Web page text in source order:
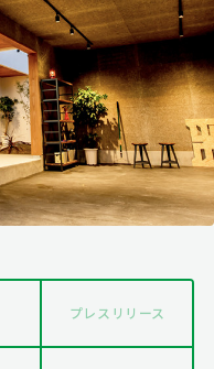
プレスリリース